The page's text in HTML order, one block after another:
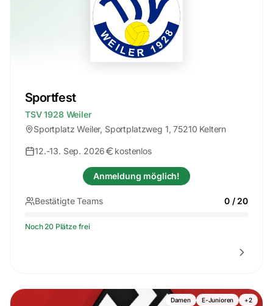
Sportfest
TSV 1928 Weiler
Sportplatz Weiler, Sportplatzweg 1, 75210 Keltern
12.-13. Sep. 2026 kostenlos
Anmeldung möglich!
Bestätigte Teams 0/ 20
Noch 20 Plätze frei
Damen E-Junioren +2